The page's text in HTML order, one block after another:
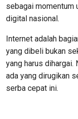
sebagai momentum
digital nasional.
Internet adalah
yang dibeli bukan
yang harus dihargai.
ada yang dirugikan
serba cepat ini.